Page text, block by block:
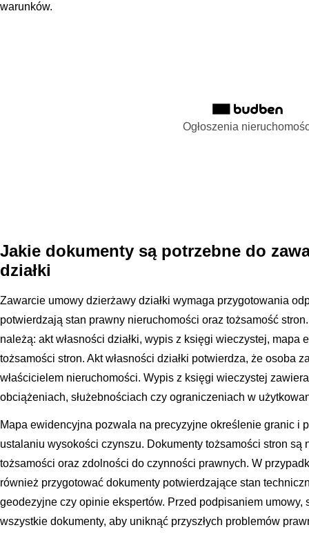
warunków.
Ogłoszenia
Jakie dokumenty są potrzebne do
działki
Zawarcie umowy dzierżawy działki wymaga przygotowania
potwierdzają stan prawny nieruchomości oraz tożsamość
należą: akt własności działki, wypis z księgi wieczystej, mapa
tożsamości stron. Akt własności działki potwierdza, że osoba
właścicielem nieruchomości. Wypis z księgi wieczystej
obciążeniach, służebnościach czy ograniczeniach w
Mapa ewidencyjna pozwala na precyzyjne określenie granic i
ustalaniu wysokości czynszu. Dokumenty tożsamości stron są
tożsamości oraz zdolności do czynności prawnych. W
również przygotować dokumenty potwierdzające stan
geodezyjne czy opinie ekspertów. Przed podpisaniem umowy,
wszystkie dokumenty, aby uniknąć przyszłych problemów